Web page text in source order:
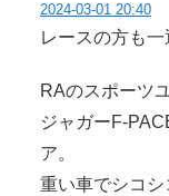
2024-03-01 20:40
レースの方も
RAのスポーツ
ジャガーF-
ア。
重い車でシコシ